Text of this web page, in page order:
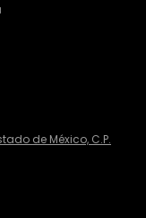
de México, C.P.